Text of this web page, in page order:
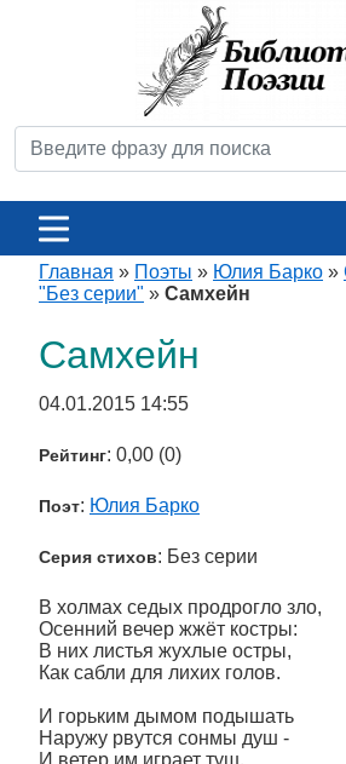
Главная » Поэты » Юлия Барко »
"Без серии" » Cамхейн
Cамхейн
04.01.2015 14:55
Рейтинг: 0,00 (0)
Поэт: Юлия Барко
Серия стихов: Без серии
В холмах седых продрогло зло,
Осенний вечер жжёт костры:
В них листья жухлые остры,
Как сабли для лихих голов.
И горьким дымом подышать
Наружу рвутся сонмы душ -
И ветер им играет туш,